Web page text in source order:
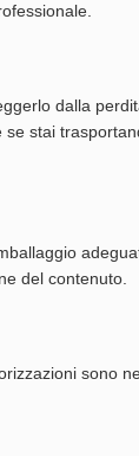
dalla
stai
del contenuto.
sono